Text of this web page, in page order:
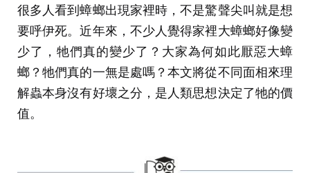
很多人看到蟑螂出現家裡時，不是驚聲尖叫就是想
要呼伊死。近年來，不少人覺得家裡大蟑螂好像變
少了，牠們真的變少了？大家為何如此厭惡大蟑
螂？牠們真的一無是處嗎？本文將從不同面相來理
解蟲本身沒有好壞之分，是人類思想決定了牠的價
值。